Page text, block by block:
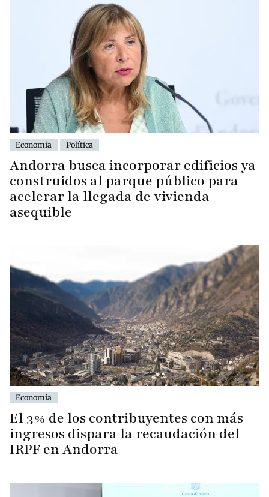
Economía Política
Andorra busca incorporar edificios ya
construidos al parque público para
acelerar la llegada de vivienda
asequible
Economía
El 3% de los contribuyentes con más
ingresos dispara la recaudación del
IRPF en Andorra